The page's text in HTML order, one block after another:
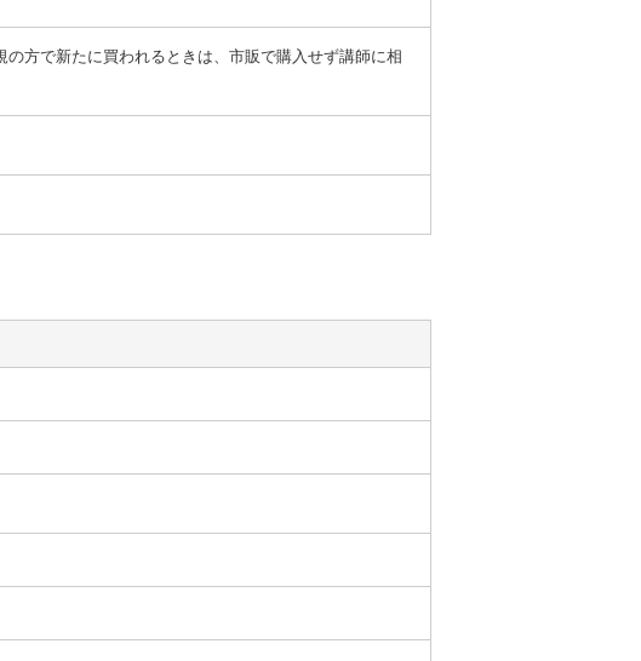
方で新たに買われるときは、市販で購入せず講師に相